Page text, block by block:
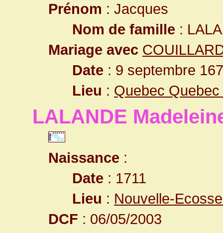
Prénom : Jacques
Nom de famille :
Mariage avec
Date : 9 septembre
Lieu : Quebec
LALANDE
Naissance :
Date : 1711
Lieu : Nouvelle-
DCF : 06/05/2003